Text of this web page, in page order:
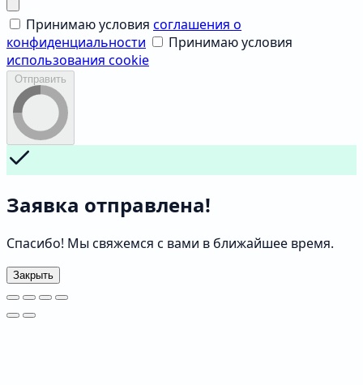
Принимаю условия соглашения о
конфиденциальности
Принимаю условия
использования cookie
Отправить
Заявка отправлена!
Спасибо! Мы свяжемся с вами в ближайшее время.
Закрыть